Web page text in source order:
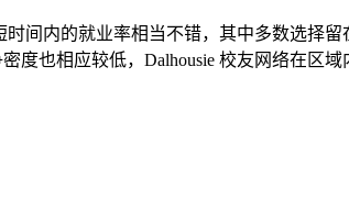
间内的就业率相当不错，其中多数选择留
也相应较低，Dalhousie 校友网络在区